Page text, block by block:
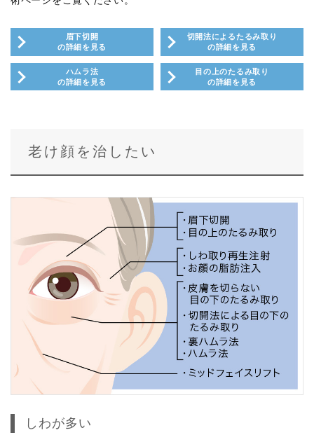
眉下切開
の詳細を見る
切開法によるたるみ取り
の詳細を見る
ハムラ法
の詳細を見る
目の上のたるみ取り
の詳細を見る
老け顔を治したい
しわが多い